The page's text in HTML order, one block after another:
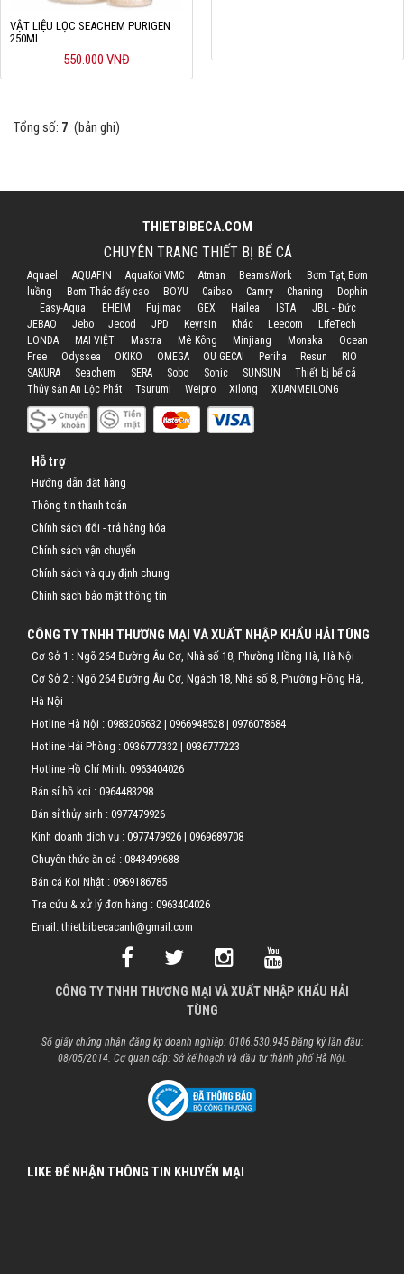
VẬT LIỆU LỌC SEACHEM PURIGEN
250ML
550.000 VNĐ
Tổng số: 7 (bản ghi)
THIETBIBECA.COM
CHUYÊN TRANG THIẾT BỊ BỂ CÁ
Aquael AQUAFIN AquaKoi VMC Atman BeamsWork
Bơm Tạt, Bơm
luồng
Bơm Thác đẩy cao BOYU Caibao Camry Chaning
Dophin
Easy-Aqua
EHEIM Fujimac GEX Hailea ISTA
JBL - Đức
JEBAO
Jebo Jecod JPD Keyrsin Khác Leecom
LifeTech
LONDA
MAI VIỆT Mastra Mê Kông Minjiang Monaka
Ocean
Free
Odyssea OKIKO OMEGA OU GECAI Periha Resun
RIO
SAKURA
Seachem SERA Sobo Sonic SUNSUN
Thiết bị bể cá
Thủy sản An Lộc Phát
Tsurumi Weipro Xilong XUANMEILONG
Hỗ trợ
Hướng dẫn đặt hàng
Thông tin thanh toán
Chính sách đổi - trả hàng hóa
Chính sách vận chuyển
Chính sách và quy định chung
Chính sách bảo mật thông tin
CÔNG TY TNHH THƯƠNG MẠI VÀ XUẤT NHẬP KHẨU HẢI TÙNG
Cơ Sở 1 : Ngõ 264 Đường Âu Cơ, Nhà số 18, Phường Hồng Hà, Hà Nội
Cơ Sở 2 : Ngõ 264 Đường Âu Cơ, Ngách 18, Nhà số 8, Phường Hồng Hà,
Hà Nội
Hotline Hà Nội : 0983205632 | 0966948528 | 0976078684
Hotline Hải Phòng : 0936777332 | 0936777223
Hotline Hồ Chí Minh: 0963404026
Bán sỉ hồ koi : 0964483298
Bán sỉ thủy sinh : 0977479926
Kinh doanh dịch vụ : 0977479926 | 0969689708
Chuyên thức ăn cá : 0843499688
Bán cá Koi Nhật : 0969186785
Tra cứu & xử lý đơn hàng : 0963404026
Email: thietbibecacanh@gmail.com
CÔNG TY TNHH THƯƠNG MẠI VÀ XUẤT NHẬP KHẨU HẢI
TÙNG
Số giấy chứng nhận đăng ký doanh nghiệp: 0106.530.945 Đăng ký lần đầu:
08/05/2014. Cơ quan cấp: Sở kế hoạch và đầu tư thành phố Hà Nội.
LIKE ĐỂ NHẬN THÔNG TIN KHUYẾN MẠI